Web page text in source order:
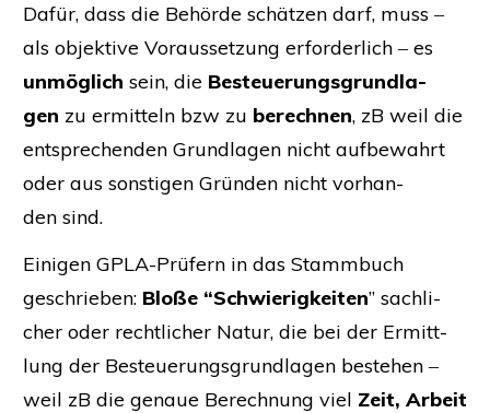
Dafür, dass die Behör­de schät­zen darf, muss ‒
als objek­ti­ve Vor­aus­set­zung erfor­der­lich ‒ es
unmög­lich sein, die Besteue­rungs­grund­la­
gen zu ermit­teln bzw zu berech­nen, zB weil die
ent­spre­chen­den Grund­la­gen nicht auf­be­wahrt
oder aus sons­ti­gen Grün­den nicht vor­han­
den sind.
Eini­gen GPLA-Prü­fern in das Stamm­buch
geschrie­ben: Blo­ße “Schwie­rig­kei­ten” sach­li­
cher oder recht­li­cher Natur, die bei der Ermitt­
lung der Besteue­rungs­grund­la­gen bestehen ‒
weil zB die genaue Berech­nung viel Zeit, Arbeit